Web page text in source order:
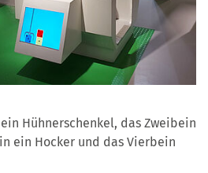
Hühnerschenkel, das Zweibein
ein Hocker und das Vierbein